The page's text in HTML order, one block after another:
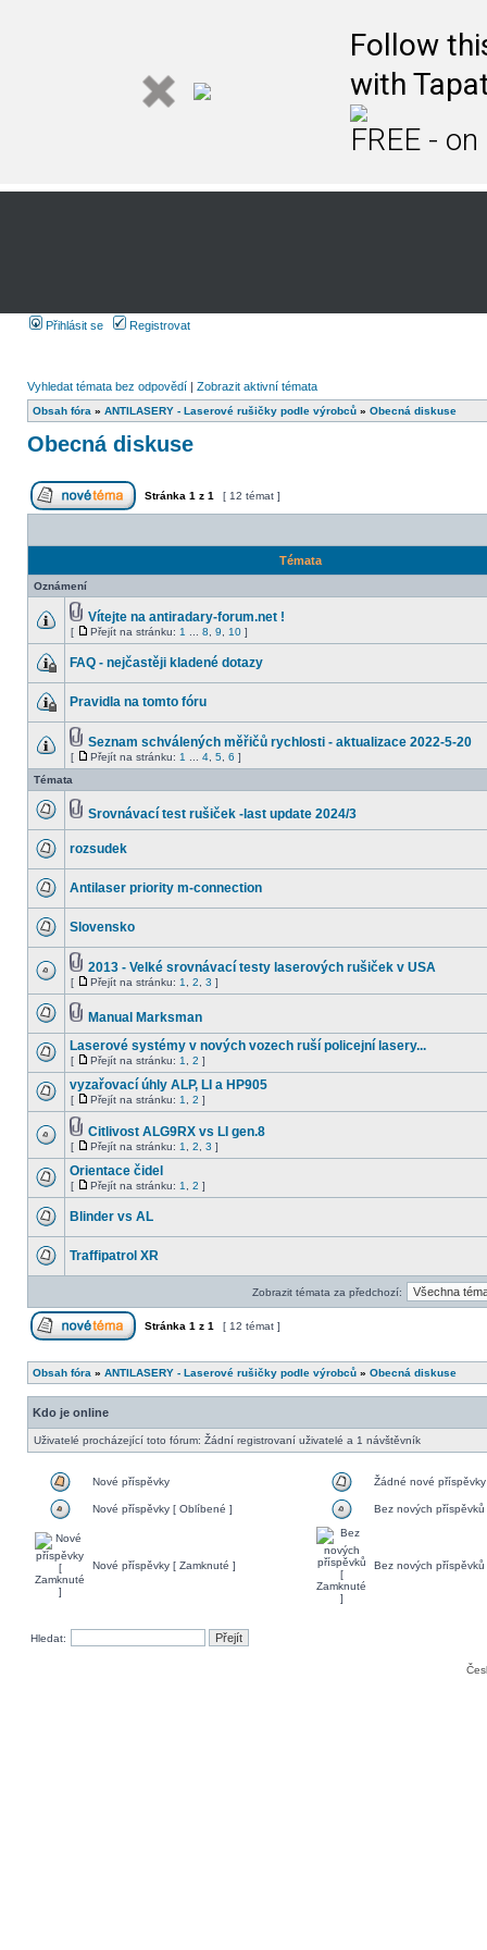
Follow
with
FREE -
Přihlásit se Registrovat
Vyhledat témata bez odpovědí | Zobrazit aktivní témata
Obsah fóra » ANTILASERY - Laserové rušičky podle výrobců » Obecná diskuse
Obecná diskuse
Stránka 1 z 1 [ 12 témat ]
Témata
Oznámení
Vítejte na antiradary-forum.net !
[ Přejít na stránku: 1 8 9 10 ]
FAQ - nejčastěji kladené dotazy
Pravidla na tomto fóru
Seznam schválených měřičů rychlosti - aktualizace 2022-5-20
[ Přejít na stránku: 1 4 5 6 ]
Témata
Srovnávací test rušiček -last update 2024/3
rozsudek
Antilaser priority m-connection
Slovensko
2013 - Velké srovnávací testy laserových rušiček v USA
[ Přejít na stránku: 1 2 3 ]
Manual Marksman
Laserové systémy v nových vozech ruší policejní lasery...
[ Přejít na stránku: 1 2 ]
vyzařovací úhly ALP, LI a HP905
[ Přejít na stránku: 1 2 ]
Citlivost ALG9RX vs LI gen.8
[ Přejít na stránku: 1 2 3 ]
Orientace čidel
[ Přejít na stránku: 1 2 ]
Blinder vs AL
Traffipatrol XR
Zobrazit témata za předchozí:
Stránka 1 z 1 [ 12 témat ]
Obsah fóra » ANTILASERY - Laserové rušičky podle výrobců » Obecná diskuse
Kdo je online
Uživatelé procházející toto fórum: Žádní registrovaní uživatelé a 1 návštěvník
Nové příspěvky Žádné nové příspěvky
Nové příspěvky [ Oblíbené ] Bez nových
Nové příspěvky [ Zamknuté ] Bez nových
Hledat: